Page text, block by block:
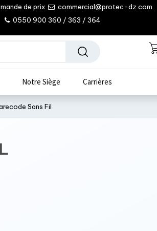
de prix
commercial@protec-dz.com
0550 900 360 / 363 / 364
Notre Siège Carrières
Sans Fil